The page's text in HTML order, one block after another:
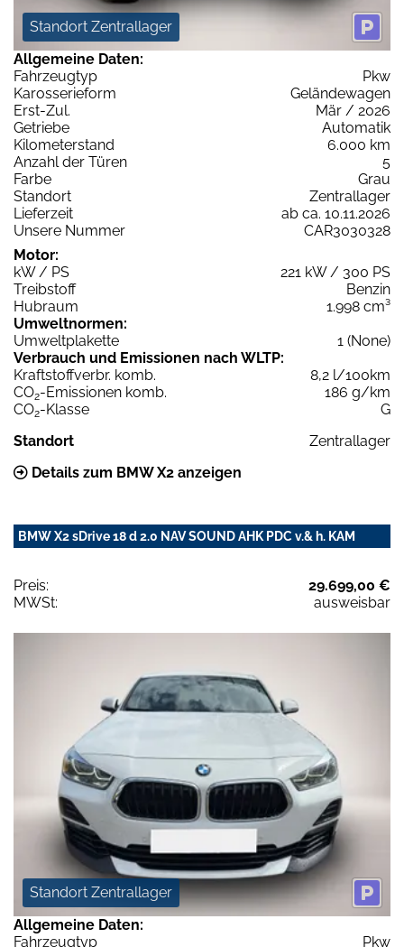
Standort Zentrallager
Allgemeine Daten:
Fahrzeugtyp
Pkw
Karosserieform
Geländewagen
Erst-Zul.
Mär / 2026
Getriebe
Automatik
Kilometerstand
6.000 km
Anzahl der Türen
5
Farbe
Grau
Standort
Zentrallager
Lieferzeit
ab ca. 10.11.2026
Unsere Nummer
CAR3030328
Motor:
kW / PS
221 kW / 300 PS
Treibstoff
Benzin
Hubraum
1.998 cm³
Umweltnormen:
Umweltplakette
1 (None)
Verbrauch und Emissionen nach WLTP:
Kraftstoffverbr. komb.
8,2 l/100km
CO2-Emissionen komb.
186 g/km
CO2-Klasse
G
Standort
Zentrallager
Details zum BMW X2 anzeigen
BMW X2 sDrive 18 d 2.0 NAV SOUND AHK PDC v.& h. KAM
Preis:
29.699,00 €
MWSt:
ausweisbar
Standort Zentrallager
Allgemeine Daten:
Fahrzeugtyp
Pkw